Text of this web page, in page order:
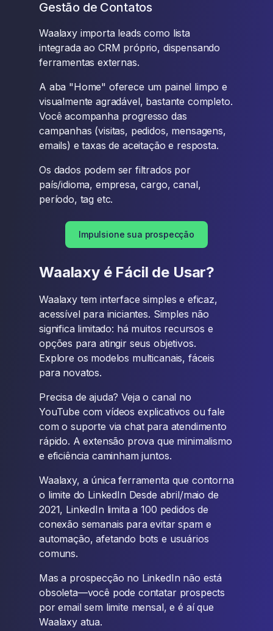
Gestão de Contatos
Waalaxy importa leads como lista
integrada ao CRM próprio, dispensando
ferramentas externas.
A aba "Home" oferece um painel limpo e
visualmente agradável, bastante completo.
Você acompanha progresso das
campanhas (visitas, pedidos, mensagens,
emails) e taxas de aceitação e resposta.
Os dados podem ser filtrados por
país/idioma, empresa, cargo, canal,
período, tag etc.
Impulsione sua prospecção
Waalaxy é Fácil de Usar?
Waalaxy tem interface simples e eficaz,
acessível para iniciantes. Simples não
significa limitado: há muitos recursos e
opções para atingir seus objetivos.
Explore os modelos multicanais, fáceis
para novatos.
Precisa de ajuda? Veja o canal no
YouTube com vídeos explicativos ou fale
com o suporte via chat para atendimento
rápido. A extensão prova que minimalismo
e eficiência caminham juntos.
Waalaxy, a única ferramenta que contorna
o limite do LinkedIn Desde abril/maio de
2021, LinkedIn limita a 100 pedidos de
conexão semanais para evitar spam e
automação, afetando bots e usuários
comuns.
Mas a prospecção no LinkedIn não está
obsoleta—você pode contatar prospects
por email sem limite mensal, e é aí que
Waalaxy atua.